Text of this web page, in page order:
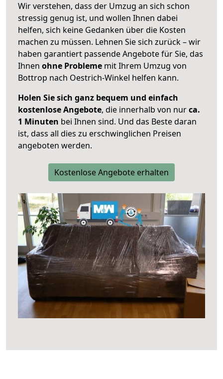
Wir verstehen, dass der Umzug an sich schon
stressig genug ist, und wollen Ihnen dabei
helfen, sich keine Gedanken über die Kosten
machen zu müssen. Lehnen Sie sich zurück – wir
haben garantiert passende Angebote für Sie, das
Ihnen ohne Probleme mit Ihrem Umzug von
Bottrop nach Oestrich-Winkel helfen kann.
Holen Sie sich ganz bequem und einfach
kostenlose Angebote, die innerhalb von nurca.
1 Minuten bei Ihnen sind. Und das Beste daran
ist, dass all dies zu erschwinglichen Preisen
angeboten werden.
Kostenlose Angebote erhalten